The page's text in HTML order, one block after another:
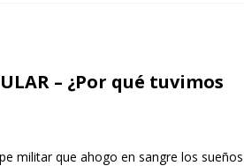
– ¿Por qué tuvimos
militar que ahogo en sangre los